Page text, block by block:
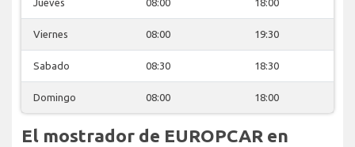
Viernes 08:00 19:30
Sabado 08:30 18:30
Domingo 08:00 18:00
El mostrador de EUROPCAR en